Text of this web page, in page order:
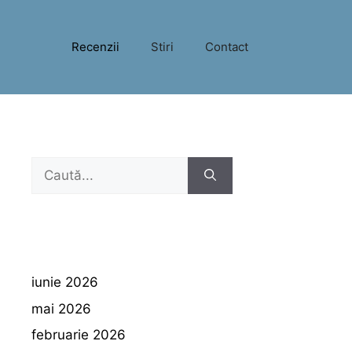
Recenzii Stiri Contact
Caută
iunie 2026
mai 2026
februarie 2026